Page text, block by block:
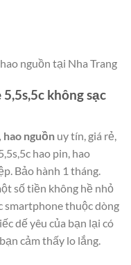
nguồn tại Nha Trang
không sạc
hao nguồn uy tín, giá rẻ,
hao pin, hao
Bảo hành 1 tháng.
số tiền không hề nhỏ
smartphone thuộc dòng
dế yêu của bạn lại có
cảm thấy lo lắng.